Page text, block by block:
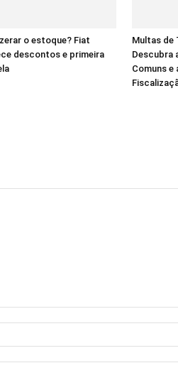
o estoque? Fiat
descontos e primeira
Multas de
Descubra
Comuns e